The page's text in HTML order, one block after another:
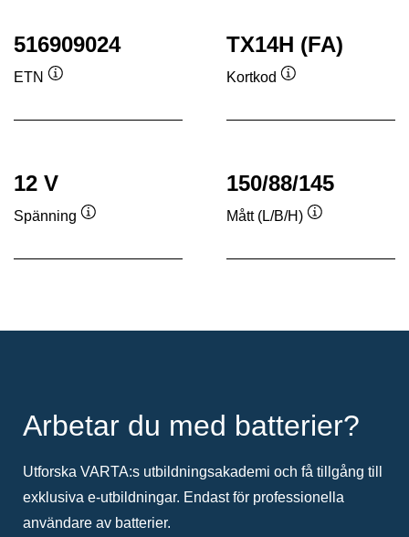
516909024
ETN
TX14H (FA)
Kortkod
12 V
Spänning
150/88/145
Mått (L/B/H)
Arbetar du med batterier?
Utforska VARTA:s utbildningsakademi och få tillgång till
exklusiva e-utbildningar. Endast för professionella
användare av batterier.